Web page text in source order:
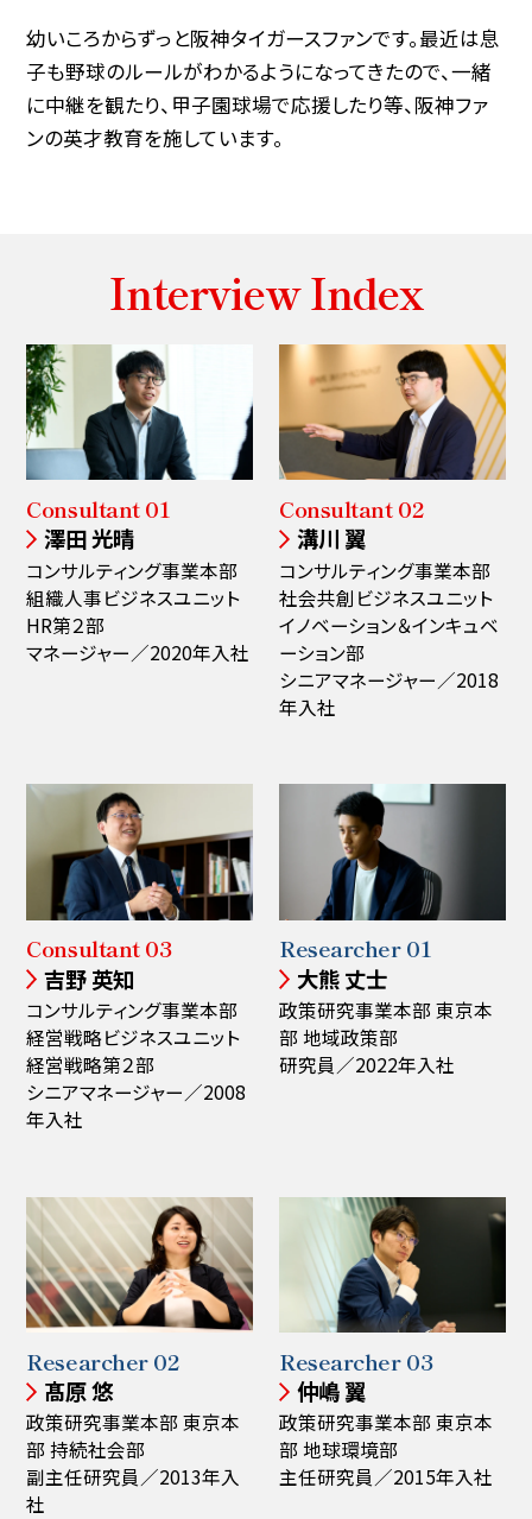
幼いころからずっと阪神タイガースファンです。最近は息
子も野球のルールがわかるようになってきたので、一緒
に中継を観たり、甲子園球場で応援したり等、阪神ファ
ンの英才教育を施しています。
Interview Index
Consultant 01
澤田 光晴
コンサルティング事業本部
組織人事ビジネスユニット
HR第２部
マネージャー／2020年入社
Consultant 02
溝川 翼
コンサルティング事業本部
社会共創ビジネスユニット
イノベーション＆インキュベ
ーション部
シニアマネージャー／2018
年入社
Consultant 03
吉野 英知
コンサルティング事業本部
経営戦略ビジネスユニット
経営戦略第２部
シニアマネージャー／2008
年入社
Researcher 01
大熊 丈士
政策研究事業本部 東京本
部 地域政策部
研究員／2022年入社
Researcher 02
髙原 悠
政策研究事業本部 東京本
部 持続社会部
副主任研究員／2013年入
社
Researcher 03
仲嶋 翼
政策研究事業本部 東京本
部 地球環境部
主任研究員／2015年入社